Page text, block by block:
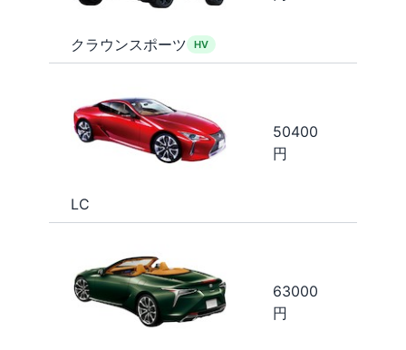
クラウンスポーツ HV
LC
50400
円
63000
円